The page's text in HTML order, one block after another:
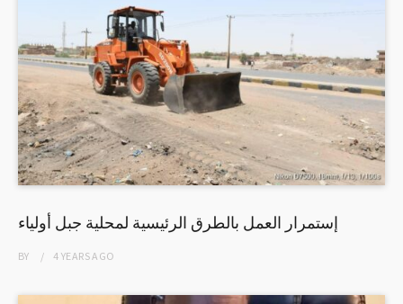
إستمرار العمل بالطرق الرئيسية لمحلية جبل أولياء
BY 4 YEARSAGO